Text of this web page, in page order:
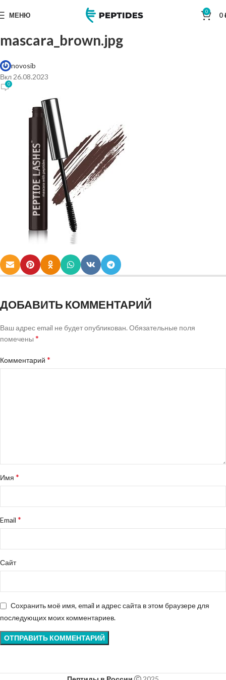
МЕНЮ 0 0
mascara_brown.jpg
novosib
Вкл 26.08.2023
0
ДОБАВИТЬ КОММЕНТАРИЙ
Ваш адрес email не будет опубликован. Обязательные поля
помечены *
Комментарий *
Имя *
Email *
Сайт
Сохранить моё имя, email и адрес сайта в этом браузере для
последующих моих комментариев.